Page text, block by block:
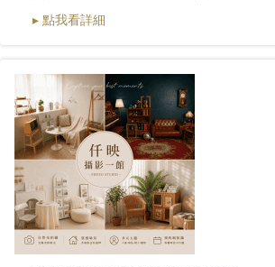
▸ 點我看詳細